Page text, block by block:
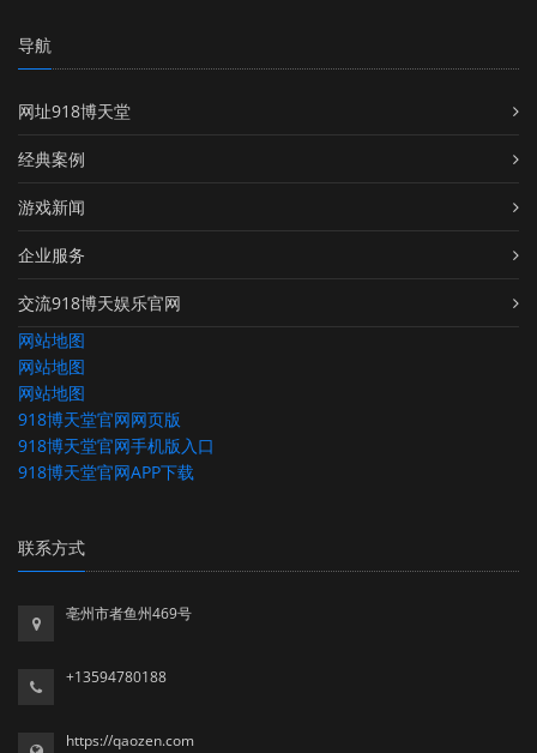
导航
网址918博天堂
经典案例
游戏新闻
企业服务
交流918博天娱乐官网
网站地图
网站地图
网站地图
918博天堂官网网页版
918博天堂官网手机版入口
918博天堂官网APP下载
联系方式
亳州市者鱼州469号
+13594780188
https://qaozen.com